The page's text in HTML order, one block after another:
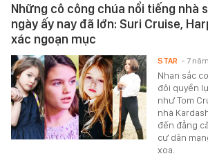
Những cô công chúa nổi tiếng nhà
ngày ấy nay đã lớn: Suri Cruise,
xác ngoạn mục
Nhan sắc
đôi quyền
như Tom
nhà
đến đẳng
cư dân
xoa.
STAR - 7